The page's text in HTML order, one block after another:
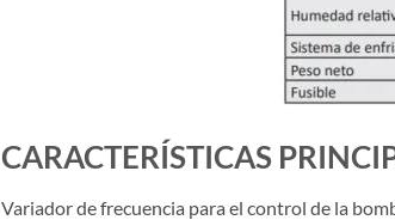
CARACTERÍSTICAS
Variador de frecuencia para el control de la